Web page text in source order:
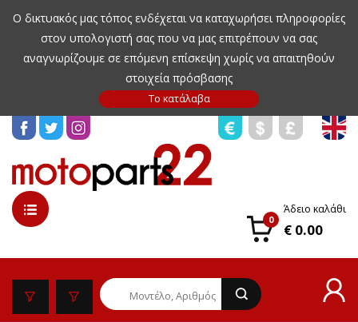
Ο δικτυακός μας τόπος ενδέχεται να καταχωρήσει πληροφορίες
στον υπολογιστή σας που να μας επιτρέπουν να σας
αναγνωρίζουμε σε επόμενη επίσκεψη χωρίς να απαιτηθούν
στοιχεία πρόσβασης
0
Άδειο καλάθι
€ 0.00